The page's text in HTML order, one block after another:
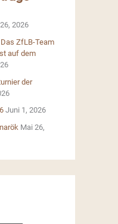
2026
ZfLB-Team
auf dem
der
Juni 1, 2026
Mai 26,